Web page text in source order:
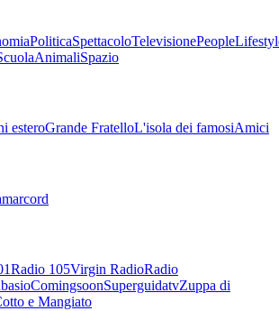
PoliticaSpettacoloTelevisionePeople
AnimaliSpazio
esteroGrande FratelloL'isola dei famosiAmici
Radio 105Virgin RadioRadio
ComingsoonSuperguidatvZuppa di
e Mangiato